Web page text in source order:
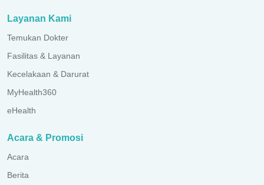
Layanan Kami
Temukan Dokter
Fasilitas & Layanan
Kecelakaan & Darurat
MyHealth360
eHealth
Acara & Promosi
Acara
Berita